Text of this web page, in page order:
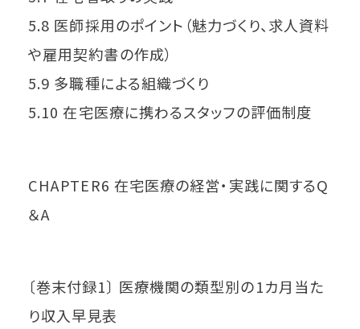
5.8 医師採用のポイント（魅力づくり、求人資料
や雇用契約書の作成）
5.9 多職種による組織づくり
5.10 在宅医療に携わるスタッフの評価制度
CHAPTER6 在宅医療の経営・実践に関するQ
＆A
〔巻末付録1〕 医療機関の類型別の1カ月当た
り収入早見表